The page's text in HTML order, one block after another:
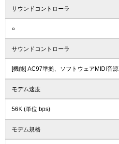
サウンドコントローラ
○
サウンドコントローラ
[機能] AC97準拠、ソフトウェアMIDI音源
モデム速度
56K (単位 bps)
モデム規格